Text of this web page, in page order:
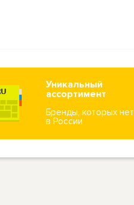
Уникальный
ассортимент
Бренды, которых нет
в России